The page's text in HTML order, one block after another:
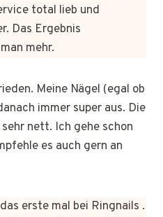
total lieb und
Das Ergebnis
mehr.
Meine Nägel (egal ob
immer super aus. Die
nett. Ich gehe schon
es auch gern an
erste mal bei Ringnails .